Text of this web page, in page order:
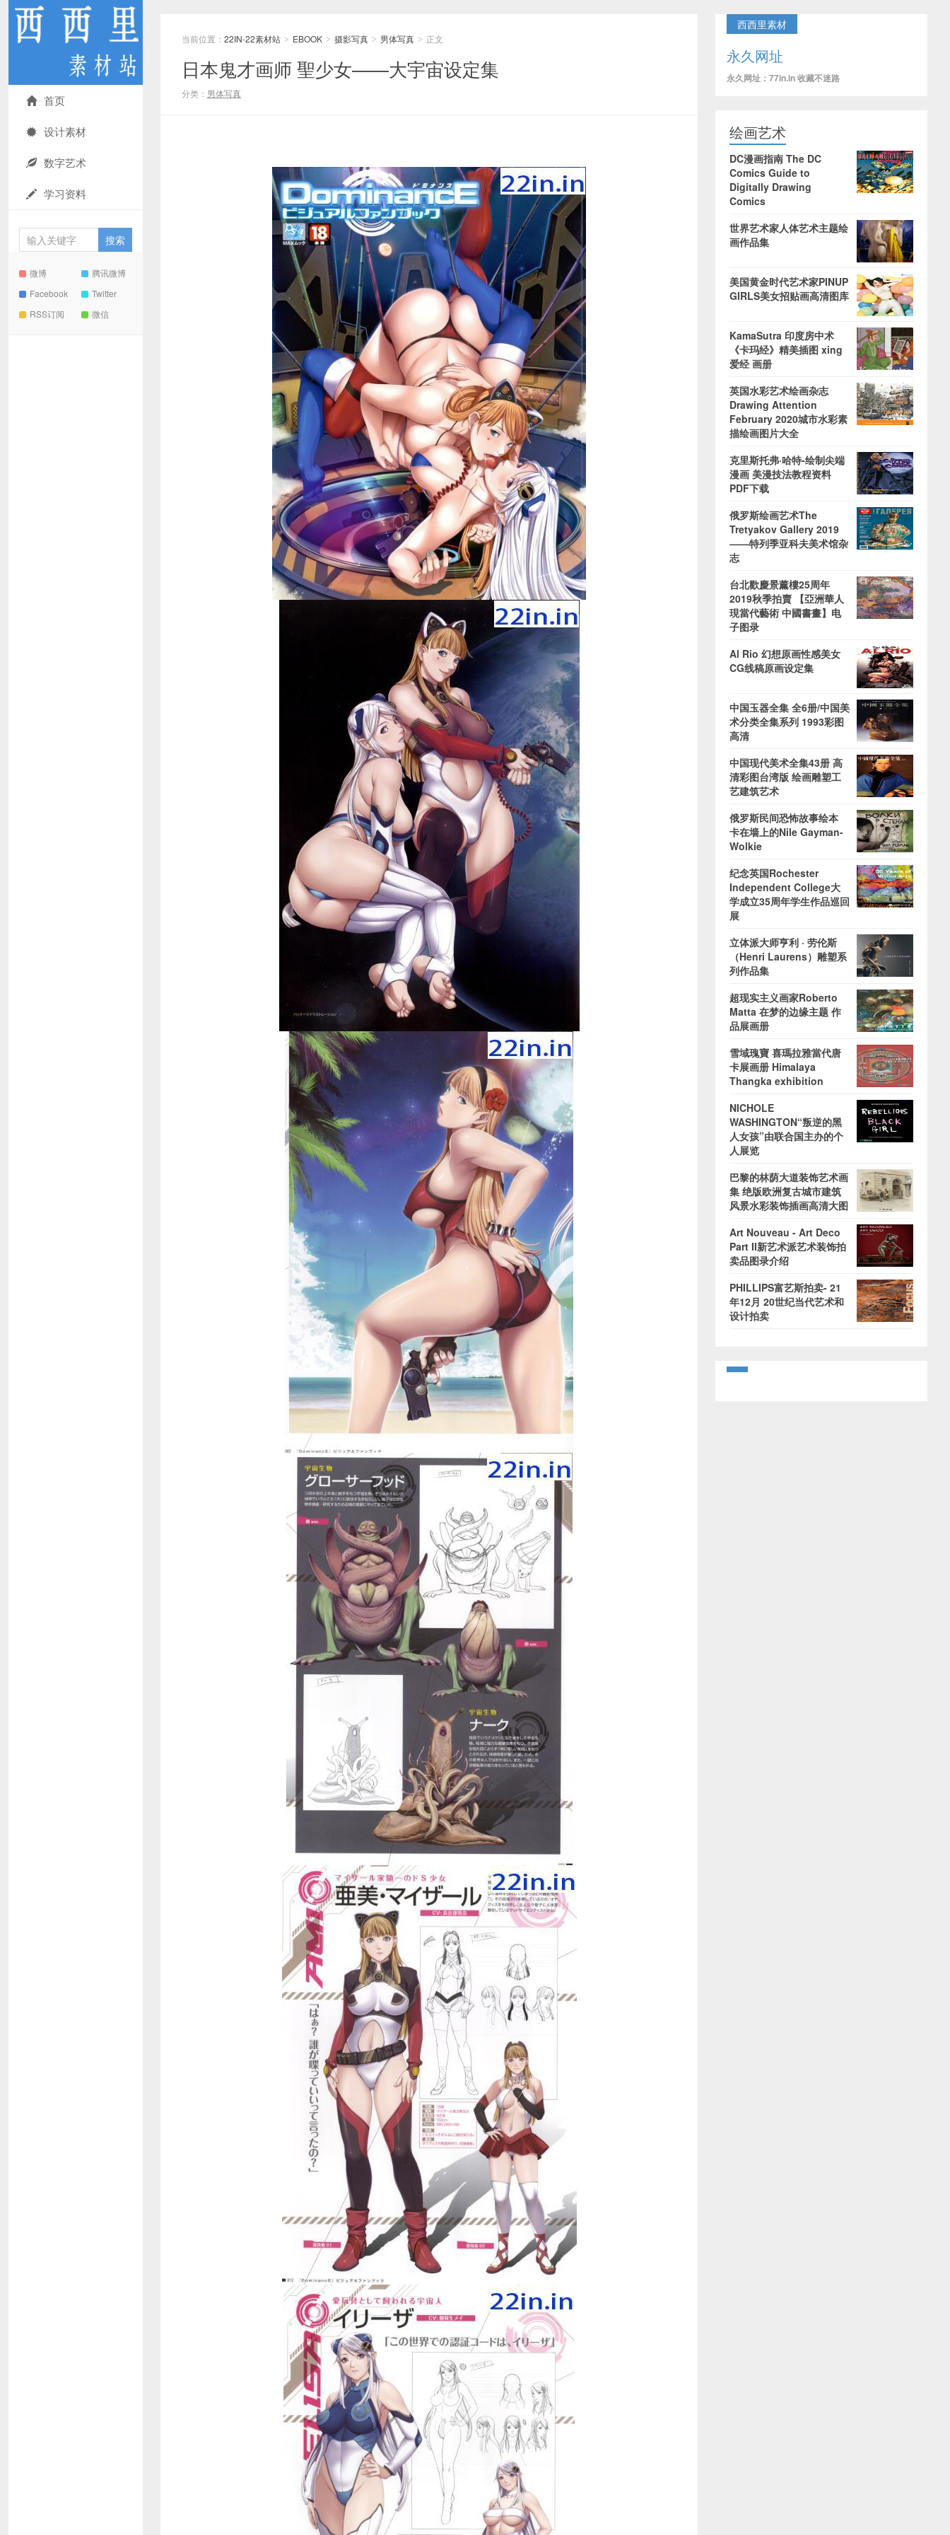
首页
设计素材
数字艺术
学习资料
微博
腾讯微博
Facebook
Twitter
RSS订阅
微信
当前位置： 22IN-22素材站 > EBOOK > 摄影写真 > 男体写真 > 正文
日本鬼才画师 聖少女——大宇宙设定集
分类： 男体写真
西西里素材
永久网址
永久网址：77in.in 收藏不迷路
绘画艺术
DC漫画指南 The DC
Comics Guide to
Digitally Drawing
Comics
世界艺术家人体艺术主题绘
画作品集
美国黄金时代艺术家PINUP
GIRLS美女招贴画高清图库
KamaSutra 印度房中术
《卡玛经》精美插图 xing
爱经 画册
英国水彩艺术绘画杂志
Drawing Attention
February 2020城市水彩素
描绘画图片大全
克里斯托弗·哈特-绘制尖端
漫画 美漫技法教程资料
PDF下载
俄罗斯绘画艺术The
Tretyakov Gallery 2019
——特列季亚科夫美术馆杂
志
台北歡慶景薰樓25周年
2019秋季拍賣 【亞洲華人
現當代藝術 中國書畫】电
子图录
Al Rio 幻想原画性感美女
CG线稿原画设定集
中国玉器全集 全6册/中国美
术分类全集系列 1993彩图
高清
中国现代美术全集43册 高
清彩图台湾版 绘画雕塑工
艺建筑艺术
俄罗斯民间恐怖故事绘本
卡在墙上的Nile Gayman-
Wolkie
纪念英国Rochester
Independent College大
学成立35周年学生作品巡回
展
立体派大师亨利 · 劳伦斯
（Henri Laurens）雕塑系
列作品集
超现实主义画家Roberto
Matta 在梦的边缘主题 作
品展画册
雪域瑰寶 喜瑪拉雅當代唐
卡展画册 Himalaya
Thangka exhibition
NICHOLE
WASHINGTON“叛逆的黑
人女孩”由联合国主办的个
人展览
巴黎的林荫大道装饰艺术画
集 绝版欧洲复古城市建筑
风景水彩装饰插画高清大图
Art Nouveau - Art Deco
Part II新艺术派艺术装饰拍
卖品图录介绍
PHILLIPS富艺斯拍卖- 21
年12月 20世纪当代艺术和
设计拍卖